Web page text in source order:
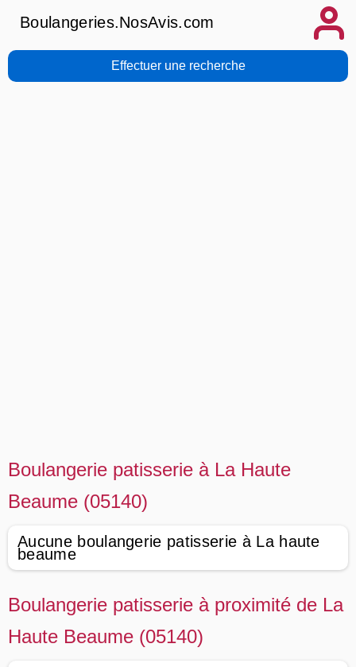
Boulangeries.NosAvis.com
Effectuer une recherche
Boulangerie patisserie à La Haute
Beaume (05140)
Aucune boulangerie patisserie à La haute
beaume
Boulangerie patisserie à proximité de La
Haute Beaume (05140)